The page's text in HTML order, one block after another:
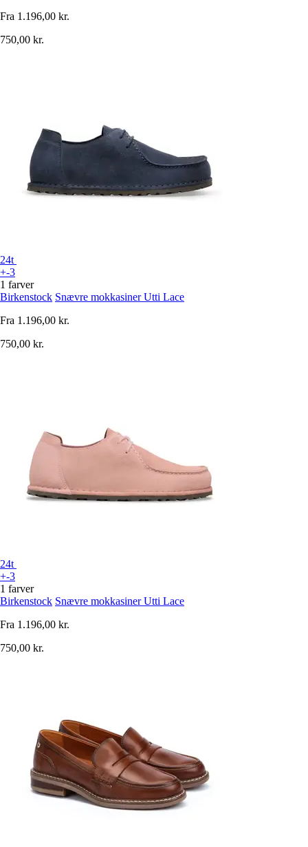
Fra 1.196,00 kr.
750,00 kr.
24t
+-3
1 farver
Birkenstock Snævre mokkasiner Utti Lace
Fra 1.196,00 kr.
750,00 kr.
24t
+-3
1 farver
Birkenstock Snævre mokkasiner Utti Lace
Fra 1.196,00 kr.
750,00 kr.